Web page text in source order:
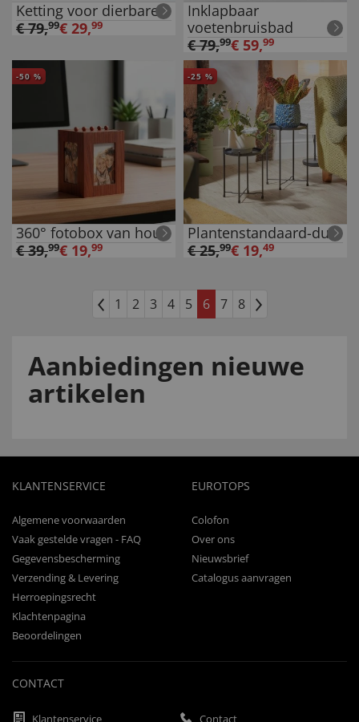
Ketting voor dierbaren
€79,99€ 29,99
Inklapbaar
voetenbruisbad
€79,99€ 59,99
-50 %
360° fotobox van hout
€39,99€ 19,99
-25 %
Plantenstandaard-duo
€25,99€ 19,49
1 2 3 4 5 6 7 8
Aanbiedingen nieuwe
artikelen
KLANTENSERVICE
Algemene voorwaarden
Vaak gestelde vragen - FAQ
Gegevensbescherming
Verzending & Levering
Herroepingsrecht
Klachtenpagina
Beoordelingen
EUROTOPS
Colofon
Over ons
Nieuwsbrief
Catalogus aanvragen
CONTACT
Klantenservice Contact